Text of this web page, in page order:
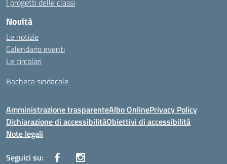
I progetti delle classi
Novità
Le notizie
Calendario eventi
Le circolari
Bacheca sindacale
Amministrazione trasparenteAlbo OnlinePrivacy Policy
Dichiarazione di accessibilitàObiettivi di accessibilità
Note legali
Seguici su: